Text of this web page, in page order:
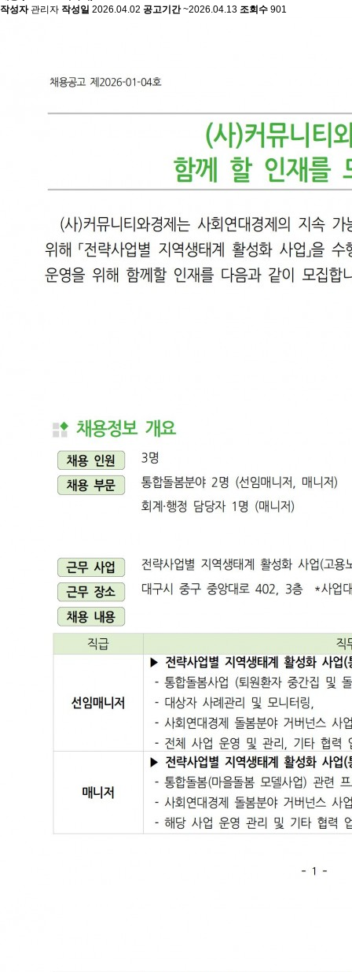
작성자관리자 작성일 2026.04.02 공고기간~2026.04.13 조회수 901